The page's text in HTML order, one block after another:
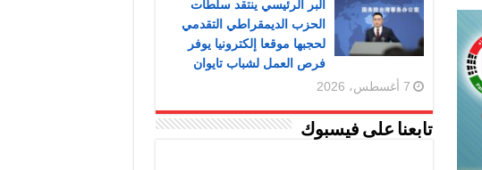
البر الرئيسي ينتقد سلطات
الحزب الديمقراطي التقدمي
لحجبها موقعا إلكترونيا يوفر
فرص العمل لشباب تايوان
7 أغسطس، 2026
تابعنا على فيسبوك